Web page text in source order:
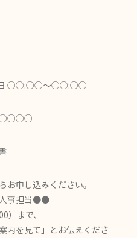
日 ○○:○○～○○:○○
○○○○
お申し込みください。
人事担当●●
）まで、
内を見て」とお伝えくださ